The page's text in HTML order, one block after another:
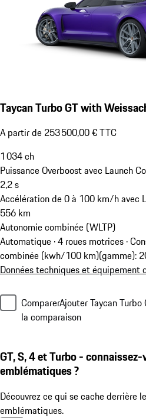
Taycan Turbo GT with
A partir de 253 500,00 € TTC
1 034ch
Puissance Overboost avec Launch
2,2s
Accélération de 0 à 100 km/h avec
556 km
Autonomie combinée (WLTP)
Automatique · 4 roues motrices ·
combinée (kwh/100 km)(gamme):
Données techniques et équipement
ComparerAjouter Taycan
la comparaison
GT, S, 4 et Turbo -
emblématiques ?
Découvrez ce qui se cache derrière
emblématiques.